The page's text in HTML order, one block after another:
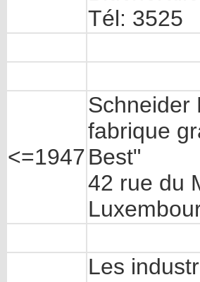
Tél: 3525
<=1947
Schneider
fabrique
Best"
42 rue du
Les